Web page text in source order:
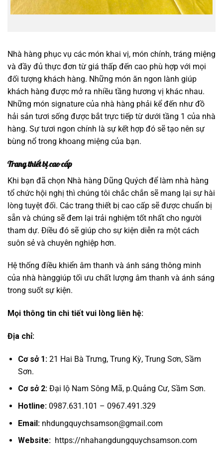
Nhà hàng phục vụ các món khai vị, món chính, tráng miệng
và đầy đủ thực đơn từ giá thấp đến cao phù hợp với mọi
đối tượng khách hàng. Những món ăn ngon lành giúp
khách hàng được mở ra nhiều tầng hương vị khác nhau.
Những món signature của nhà hàng phải kể đến như đồ
hải sản tươi sống được bắt trực tiếp từ dưới tầng 1 của nhà
hàng. Sự tươi ngon chính là sự kết hợp đó sẽ tạo nên sự
bùng nổ trong khoang miệng của bạn.
Trang thiết bị cao cấp
Khi bạn đã chọn Nhà hàng Dũng Quých để làm nhà hàng
tổ chức hội nghị thì chúng tôi chắc chắn sẽ mang lại sự hài
lòng tuyệt đối. Các trang thiết bị cao cấp sẽ được chuẩn bị
sẵn và chúng sẽ đem lại trải nghiệm tốt nhất cho người
tham dự. Điều đó sẽ giúp cho sự kiện diễn ra một cách
suôn sẻ và chuyên nghiệp hơn.
Hệ thống điều khiển âm thanh và ánh sáng thông minh
của nhà hànggiúp tối ưu chất lượng âm thanh và ánh sáng
trong suốt sự kiện.
Mọi thông tin chi tiết vui lòng liên hệ:
Địa chỉ:
Cơ sở 1:21 Hai Bà Trưng, Trung Kỳ, Trung Sơn, Sầm
Sơn.
Cơ sở 2:Đại lộ Nam Sông Mã, p.Quảng Cư, Sầm Sơn.
Hotline: 0987.631.101 – 0967.491.329
Email:nhdungquychsamson@gmail.com
Website: https://nhahangdungquychsamson.com